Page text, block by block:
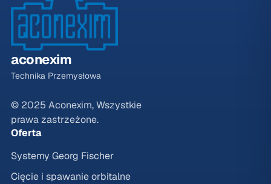
aconexim
Technika Przemysłowa
© 2025 Aconexim, Wszystkie
prawa zastrzeżone.
Oferta
Systemy Georg Fischer
Cięcie i spawanie orbitalne